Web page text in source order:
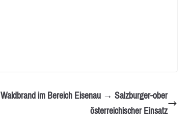
im Bereich Eisenau → Salzburger-ober
österreichischer Einsatz